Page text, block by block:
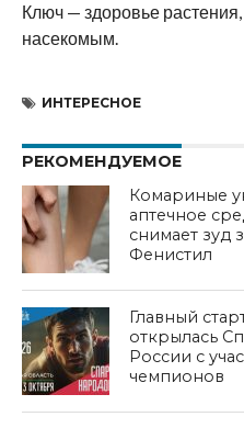
Ключ — здоровье
насекомым.
ИНТЕРЕСНОЕ
РЕКОМЕНДУЕМОЕ
Комариные
аптечное
снимает зуд
Фенистил
Главный
открылась
России с
чемпионов